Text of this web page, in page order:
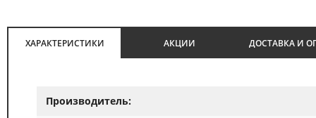
ХАРАКТЕРИСТИКИ АКЦИИ ДОСТАВКА И
Производитель: